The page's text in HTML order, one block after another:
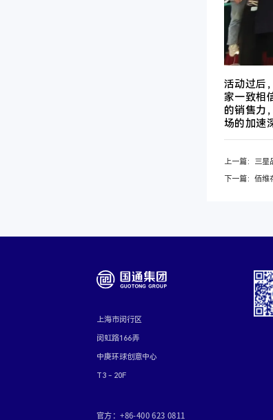
活动过后
家一致相
的销售力
场的加速
上一篇：三星
下一篇：佰维
上海市闵行区
闵虹路166弄
中庚环球创意中心
T3 - 20F
官方：+86-400 623 0811